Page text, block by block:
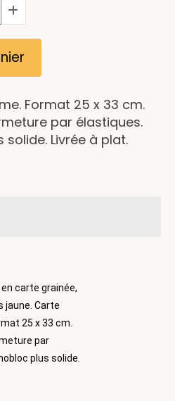
Format 25 x 33 cm.
par élastiques.
Livrée à plat.
carte grainée,
jaune. Carte
25 x 33 cm.
par
plus solide.